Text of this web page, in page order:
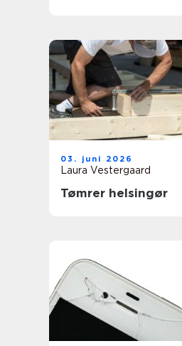
03. juni 2026
Laura Vestergaard
Tømrer helsingør